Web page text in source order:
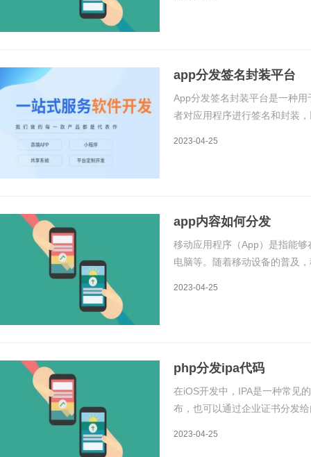
app分发签名封装平台
App分发签名封装平台是一种
者对应用程序进行签名和封装
2023-04-25
app内容如何分发
移动应用程序（App）是指能
电脑等。随着移动设备的普及
2023-04-25
php分发ipa代码
在iOS开发中，IPA是一种常见
布，也可以通过企业证书分发
2023-04-25